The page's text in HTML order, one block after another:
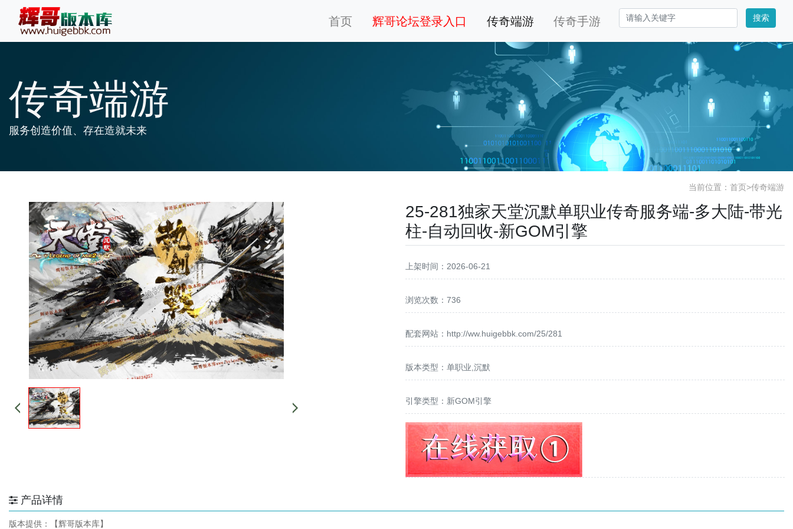
首页 辉哥论坛登录入口 传奇端游 传奇手游 搜索
传奇端游
服务创造价值、存在造就未来
当前位置： 首页>传奇端游
25-281独家天堂沉默单职业传奇服务端-多大陆-带光
柱-自动回收-新GOM引擎
上架时间：2026-06-21
浏览次数：736
配套网站： http://ww.huigebbk.com/25/281
版本类型：单职业,沉默
引擎类型：新GOM引擎
产品详情
版本提供：【辉哥版本库】